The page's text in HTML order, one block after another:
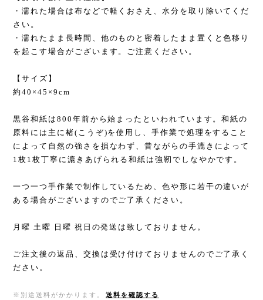
・濡れた場合は布などで軽くおさえ、水分を取り除いてくだ
さい。
・濡れたまま長時間、他のものと密着したまま置くと色移り
を起こす場合がございます。ご注意ください。
【サイズ】
約40×45×9cm
黒谷和紙は800年前から始まったといわれています。和紙の
原料には主に楮(こうぞ)を使用し、手作業で処理をすること
によって自然の強さを損なわず、昔ながらの手漉きによって
1枚1枚丁寧に漉きあげられる和紙は強靭でしなやかです。
一つ一つ手作業で制作しているため、色や形に若干の違いが
ある場合がございますのでご了承ください。
月曜 土曜 日曜 祝日の発送は致しておりません。
ご注文後の返品、交換は受け付けておりませんのでご了承く
ださい。
※別途送料がかかります。
送料を確認する